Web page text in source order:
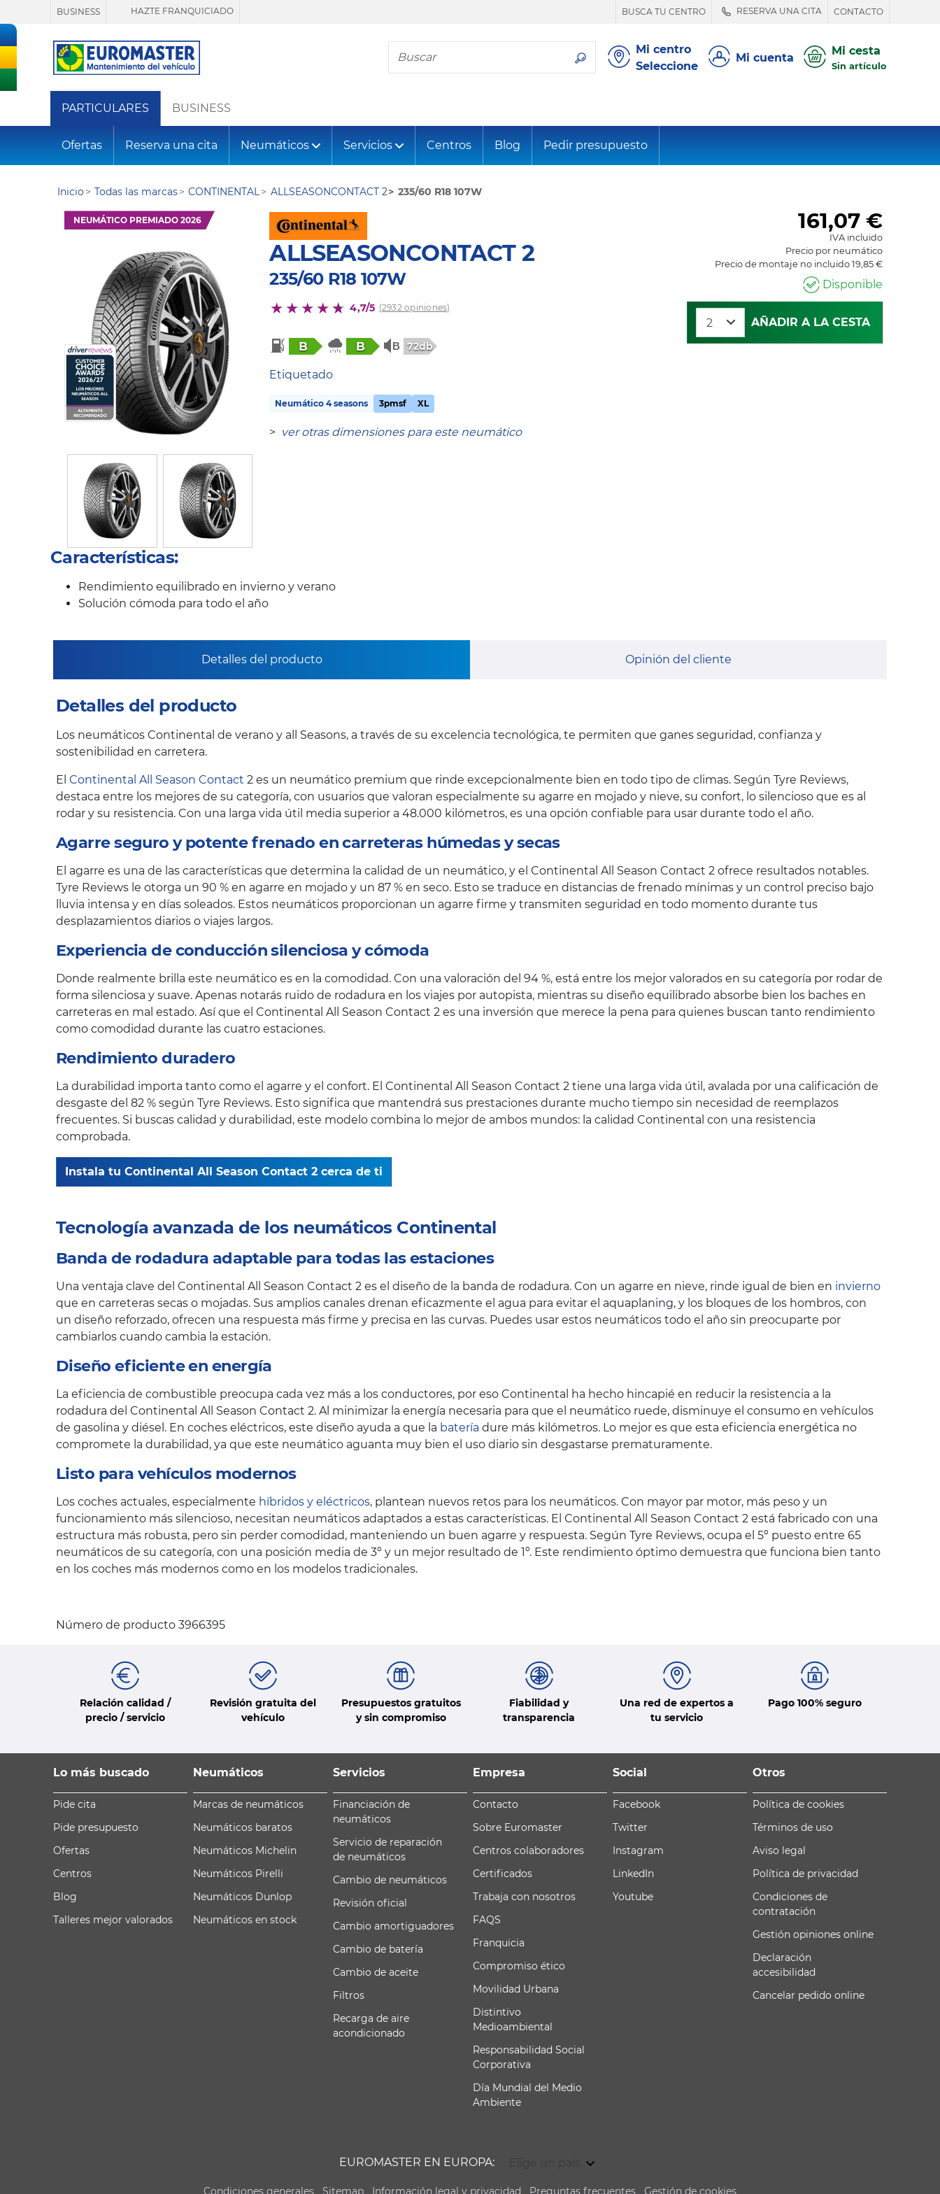
BUSINESS HAZTE FRANQUICIADO BUSCA TU CENTRO RESERVA UNA CITA CONTACTO
Busca tu neumático
Mi centro
Seleccione
Mi cuenta Mi cesta
Sin artículo
PARTICULARES BUSINESS
Ofertas Reserva una cita Neumáticos Servicios Centros Blog Pedir presupuesto
Inicio Todas las marcas CONTINENTAL ALLSEASONCONTACT 2 235/60 R18 107W
NEUMÁTICO PREMIADO 2026
ALLSEASONCONTACT 2
235/60 R18 107W
4,7/5 (2932 opiniones)
B B 72db
Etiquetado
Neumático 4 seasons 3pmsf XL
> ver otras dimensiones para este neumático
161,07 €
IVA incluido
Precio por neumático
Precio de montaje no incluido 19,85 €
Disponible
AÑADIR A LA CESTA
Características:
Rendimiento equilibrado en invierno y verano
Solución cómoda para todo el año
Detalles del producto Opinión del cliente
Detalles del producto
Los neumáticos Continental de verano y all Seasons, a través de su excelencia tecnológica, te permiten que ganes seguridad, confianza y
sostenibilidad en carretera.
El Continental All Season Contact 2 es un neumático premium que rinde excepcionalmente bien en todo tipo de climas. Según Tyre Reviews,
destaca entre los mejores de su categoría, con usuarios que valoran especialmente su agarre en mojado y nieve, su confort, lo silencioso que es al
rodar y su resistencia. Con una larga vida útil media superior a 48.000 kilómetros, es una opción confiable para usar durante todo el año.
Agarre seguro y potente frenado en carreteras húmedas y secas
El agarre es una de las características que determina la calidad de un neumático, y el Continental All Season Contact 2 ofrece resultados notables.
Tyre Reviews le otorga un 90 % en agarre en mojado y un 87 % en seco. Esto se traduce en distancias de frenado mínimas y un control preciso bajo
lluvia intensa y en días soleados. Estos neumáticos proporcionan un agarre firme y transmiten seguridad en todo momento durante tus
desplazamientos diarios o viajes largos.
Experiencia de conducción silenciosa y cómoda
Donde realmente brilla este neumático es en la comodidad. Con una valoración del 94 %, está entre los mejor valorados en su categoría por rodar de
forma silenciosa y suave. Apenas notarás ruido de rodadura en los viajes por autopista, mientras su diseño equilibrado absorbe bien los baches en
carreteras en mal estado. Así que el Continental All Season Contact 2 es una inversión que merece la pena para quienes buscan tanto rendimiento
como comodidad durante las cuatro estaciones.
Rendimiento duradero
La durabilidad importa tanto como el agarre y el confort. El Continental All Season Contact 2 tiene una larga vida útil, avalada por una calificación de
desgaste del 82 % según Tyre Reviews. Esto significa que mantendrá sus prestaciones durante mucho tiempo sin necesidad de reemplazos
frecuentes. Si buscas calidad y durabilidad, este modelo combina lo mejor de ambos mundos: la calidad Continental con una resistencia
comprobada.
Instala tu Continental All Season Contact 2 cerca de ti
Tecnología avanzada de los neumáticos Continental
Banda de rodadura adaptable para todas las estaciones
Una ventaja clave del Continental All Season Contact 2 es el diseño de la banda de rodadura. Con un agarre en nieve, rinde igual de bien en invierno
que en carreteras secas o mojadas. Sus amplios canales drenan eficazmente el agua para evitar el aquaplaning, y los bloques de los hombros, con
un diseño reforzado, ofrecen una respuesta más firme y precisa en las curvas. Puedes usar estos neumáticos todo el año sin preocuparte por
cambiarlos cuando cambia la estación.
Diseño eficiente en energía
La eficiencia de combustible preocupa cada vez más a los conductores, por eso Continental ha hecho hincapié en reducir la resistencia a la
rodadura del Continental All Season Contact 2. Al minimizar la energía necesaria para que el neumático ruede, disminuye el consumo en vehículos
de gasolina y diésel. En coches eléctricos, este diseño ayuda a que la batería dure más kilómetros. Lo mejor es que esta eficiencia energética no
compromete la durabilidad, ya que este neumático aguanta muy bien el uso diario sin desgastarse prematuramente.
Listo para vehículos modernos
Los coches actuales, especialmente híbridos y eléctricos, plantean nuevos retos para los neumáticos. Con mayor par motor, más peso y un
funcionamiento más silencioso, necesitan neumáticos adaptados a estas características. El Continental All Season Contact 2 está fabricado con una
estructura más robusta, pero sin perder comodidad, manteniendo un buen agarre y respuesta. Según Tyre Reviews, ocupa el 5º puesto entre 65
neumáticos de su categoría, con una posición media de 3º y un mejor resultado de 1º. Este rendimiento óptimo demuestra que funciona bien tanto
en los coches más modernos como en los modelos tradicionales.
Número de producto 3966395
Relación calidad /
precio / servicio
Revisión gratuita del
vehículo
Presupuestos gratuitos
y sin compromiso
Fiabilidad y
transparencia
Una red de expertos a
tu servicio
Pago 100% seguro
Lo más buscado
Pide cita
Pide presupuesto
Ofertas
Centros
Blog
Talleres mejor valorados
Neumáticos
Marcas de neumáticos
Neumáticos baratos
Neumáticos Michelin
Neumáticos Pirelli
Neumáticos Dunlop
Neumáticos en stock
Servicios
Financiación de
neumáticos
Servicio de reparación
de neumáticos
Cambio de neumáticos
Revisión oficial
Cambio amortiguadores
Cambio de batería
Cambio de aceite
Filtros
Recarga de aire
acondicionado
Empresa
Contacto
Sobre Euromaster
Centros colaboradores
Certificados
Trabaja con nosotros
FAQS
Franquicia
Compromiso ético
Movilidad Urbana
Distintivo
Medioambiental
Responsabilidad Social
Corporativa
Día Mundial del Medio
Ambiente
Social
Facebook
Twitter
Instagram
LinkedIn
Youtube
Otros
Política de cookies
Términos de uso
Aviso legal
Política de privacidad
Condiciones de
contratación
Gestión opiniones online
Declaración
accesibilidad
Cancelar pedido online
EUROMASTER EN EUROPA: Elige un país
Condiciones generales Sitemap Información legal y privacidad Preguntas frecuentes Gestión de cookies